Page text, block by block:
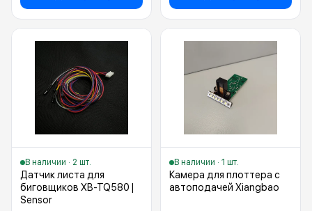
В наличии · 2 шт.
Датчик листа для
биговщиков XB-TQ580 |
Sensor
В наличии · 1 шт.
Камера для плоттера с
автоподачей Xiangbao